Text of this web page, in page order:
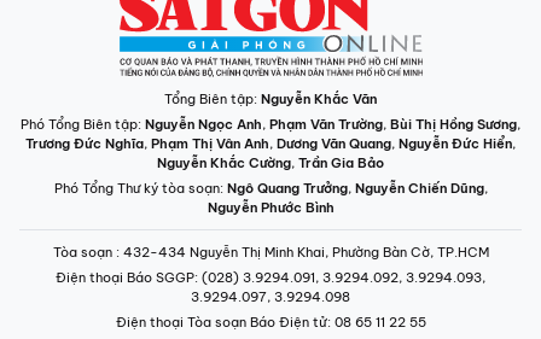
Tổng Biên tập: Nguyễn Khắc Văn
Phó Tổng Biên tập: Nguyễn Ngọc Anh, Phạm Văn Trường, Bùi Thị Hồng Sương,
Trương Đức Nghĩa, Phạm Thị Vân Anh, Dương Văn Quang, Nguyễn Đức Hiển,
Nguyễn Khắc Cường, Trần Gia Bảo
Phó Tổng Thư ký tòa soạn: Ngô Quang Trưởng, Nguyễn Chiến Dũng,
Nguyễn Phước Bình
Tòa soạn : 432-434 Nguyễn Thị Minh Khai, Phường Bàn Cờ, TP.HCM
Điện thoại Báo SGGP: (028) 3.9294.091, 3.9294.092, 3.9294.093,
3.9294.097, 3.9294.098
Điện thoại Tòa soạn Báo Điện tử: 08 65 11 22 55